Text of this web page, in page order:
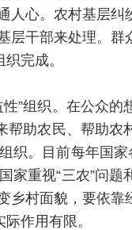
人心。农村基层纠
干部来处理。群
完成。
”组织。在公众的
帮助农民、帮助农
织。目前每年国家
重视“三农”问题
乡村面貌，要依靠
作用有限。